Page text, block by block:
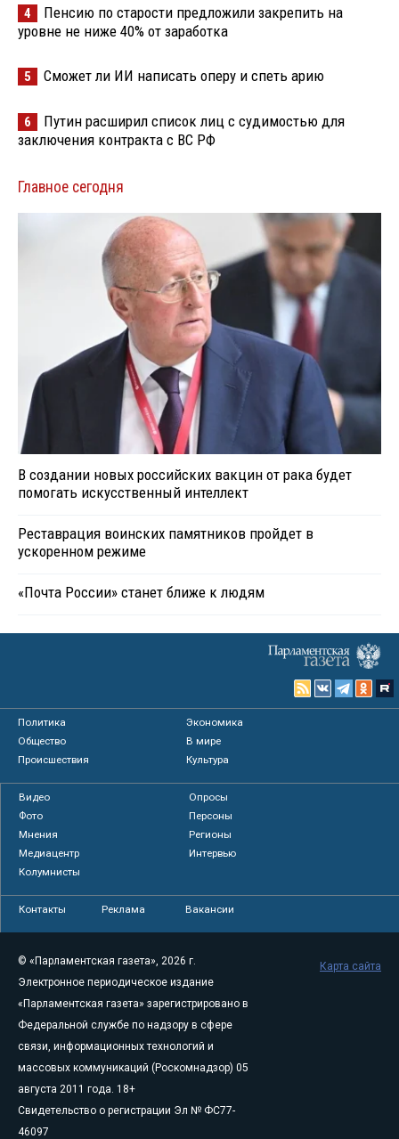
4
Пенсию по старости предложили закрепить на
уровне не ниже 40% от заработка
5 Сможет ли ИИ написать оперу и спеть арию
6
Путин расширил список лиц с судимостью для
заключения контракта с ВС РФ
Главное сегодня
В создании новых российских вакцин от рака будет
помогать искусственный интеллект
Реставрация воинских памятников пройдет в
ускоренном режиме
«Почта России» станет ближе к людям
Политика
Экономика
Общество
В мире
Происшествия
Культура
Видео
Опросы
Фото
Персоны
Мнения
Регионы
Медиацентр
Интервью
Колумнисты
Контакты Реклама Вакансии
© «Парламентская газета», 2026 г.
Электронное периодическое издание
«Парламентская газета» зарегистрировано в
Федеральной службе по надзору в сфере
связи, информационных технологий и
массовых коммуникаций (Роскомнадзор) 05
августа 2011 года. 18+
Свидетельство о регистрации Эл № ФС77-
46097
Карта сайта